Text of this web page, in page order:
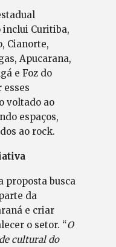
inclui Curitiba,
Cianorte,
Apucarana,
e Foz do
voltado ao
espaços,
ao rock.
proposta busca
da
e criar
o setor. “O
cultural do